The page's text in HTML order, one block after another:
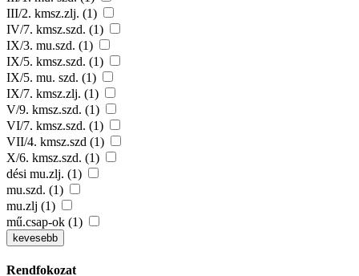
III/2. kmsz.zlj. (1)
IV/7. kmsz.szd. (1)
IX/3. mu.szd. (1)
IX/5. kmsz.szd. (1)
IX/5. mu. szd. (1)
IX/7. kmsz.zlj. (1)
V/9. kmsz.szd. (1)
VI/7. kmsz.szd. (1)
VII/4. kmsz.szd (1)
X/6. kmsz.szd. (1)
dési mu.zlj. (1)
mu.szd. (1)
mu.zlj (1)
mű.csap-ok (1)
kevesebb
Rendfokozat